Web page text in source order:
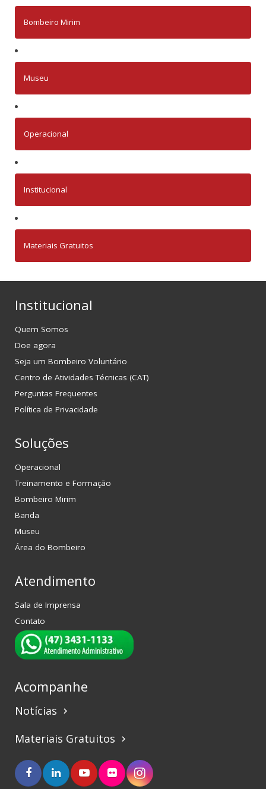
Bombeiro Mirim
Museu
Operacional
Institucional
Materiais Gratuitos
Institucional
Quem Somos
Doe agora
Seja um Bombeiro Voluntário
Centro de Atividades Técnicas (CAT)
Perguntas Frequentes
Política de Privacidade
Soluções
Operacional
Treinamento e Formação
Bombeiro Mirim
Banda
Museu
Área do Bombeiro
Atendimento
Sala de Imprensa
Contato
Acompanhe
Notícias keyboard_arrow_right
Materiais Gratuitos keyboard_arrow_right